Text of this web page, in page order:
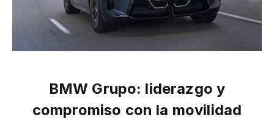
BMW Grupo: liderazgo y
compromiso con la movilidad